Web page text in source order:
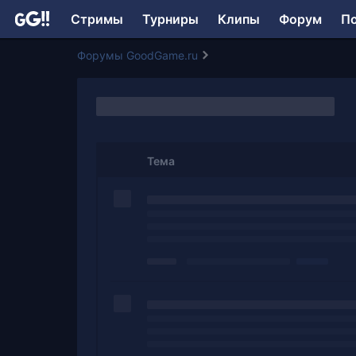
Стримы Турниры Клипы Форум
Форумы GoodGame.ru
Тема